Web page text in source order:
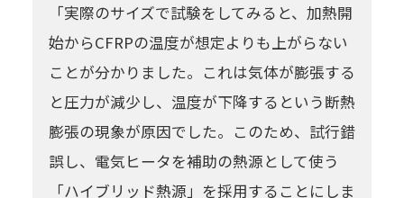
「実際のサイズで試験をしてみると、加熱開
始からCFRPの温度が想定よりも上がらない
ことが分かりました。これは気体が膨張する
と圧力が減少し、温度が下降するという断熱
膨張の現象が原因でした。このため、試行錯
誤し、電気ヒータを補助の熱源として使う
「ハイブリッド熱源」を採用することにしま